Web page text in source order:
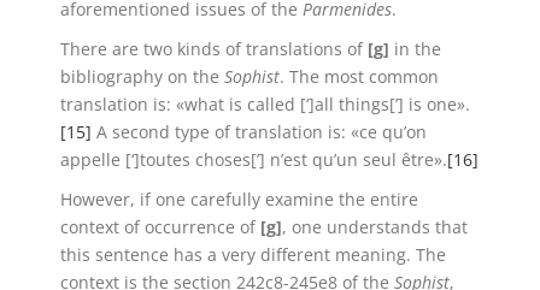
aforementioned issues of the Parmenides.
There are two kinds of translations of [g] in the
bibliography on the Sophist. The most common
translation is: «what is called [‘]all things[’] is one».
[15] A second type of translation is: «ce qu’on
appelle [‘]toutes choses[’] n’est qu’un seul être».[16]
However, if one carefully examine the entire
context of occurrence of [g], one understands that
this sentence has a very different meaning. The
context is the section 242c8-245e8 of the Sophist,